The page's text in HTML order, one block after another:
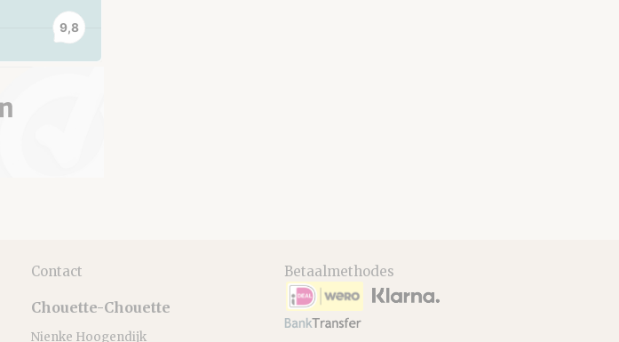
Contact
Chouette-Chouette
Nienke Hoogendijk
Betaalmethodes